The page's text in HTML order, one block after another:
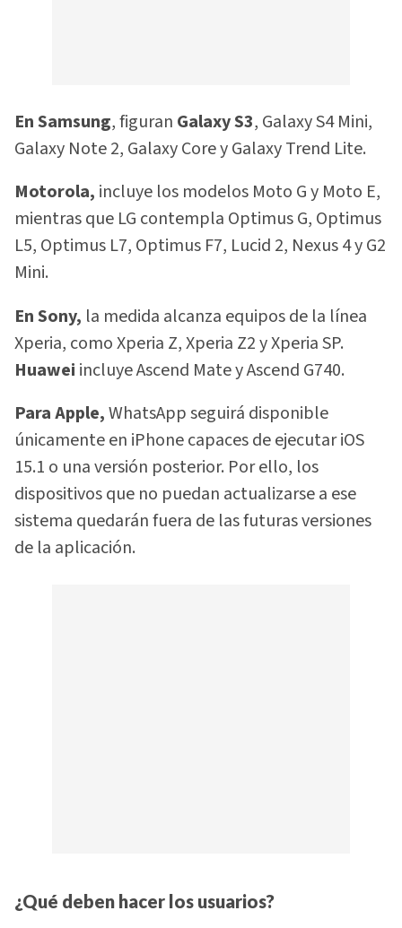
En Samsung, figuran Galaxy S3, Galaxy S4 Mini,
Galaxy Note 2, Galaxy Core y Galaxy Trend Lite.
Motorola, incluye los modelos Moto G y Moto E,
mientras que LG contempla Optimus G, Optimus
L5, Optimus L7, Optimus F7, Lucid 2, Nexus 4 y G2
Mini.
En Sony, la medida alcanza equipos de la línea
Xperia, como Xperia Z, Xperia Z2 y Xperia SP.
Huawei incluye Ascend Mate y Ascend G740.
Para Apple,WhatsApp seguirá disponible
únicamente en iPhone capaces de ejecutar iOS
15.1 o una versión posterior. Por ello, los
dispositivos que no puedan actualizarse a ese
sistema quedarán fuera de las futuras versiones
de la aplicación.
¿Qué deben hacer los usuarios?